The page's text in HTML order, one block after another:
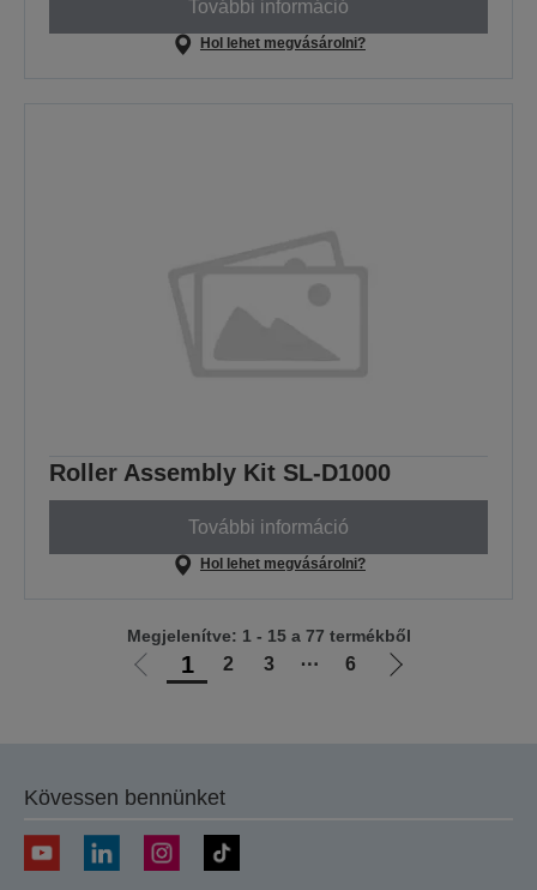
További információ
Hol lehet megvásárolni?
Roller Assembly Kit SL-D1000
További információ
Hol lehet megvásárolni?
Előző
1 2 3 ⋯ 6
Következő
Megjelenítve: 1 - 15 a 77 termékből
Kövessen bennünket